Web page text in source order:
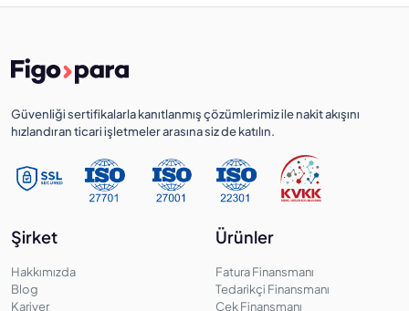
Güvenliği sertifikalarla kanıtlanmış çözümlerimiz ile nakit akışını
hızlandıran ticari işletmeler arasına siz de katılın.
Şirket
Hakkımızda
Blog
Kariyer
Ürünler
Fatura Finansmanı
Tedarikçi Finansmanı
Çek Finansmanı